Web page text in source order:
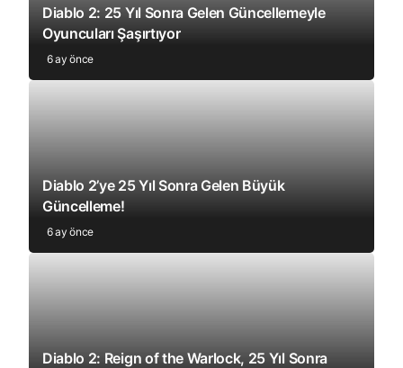
Diablo 2: 25 Yıl Sonra Gelen Güncellemeyle
Oyuncuları Şaşırtıyor
6 ay önce
Diablo 2’ye 25 Yıl Sonra Gelen Büyük
Güncelleme!
6 ay önce
Diablo 2: Reign of the Warlock, 25 Yıl Sonra